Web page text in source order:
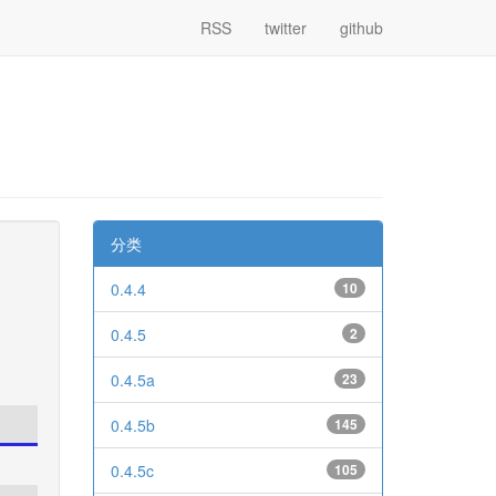
RSS twitter github
分类
10
0.4.4
2
0.4.5
23
0.4.5a
145
0.4.5b
105
0.4.5c